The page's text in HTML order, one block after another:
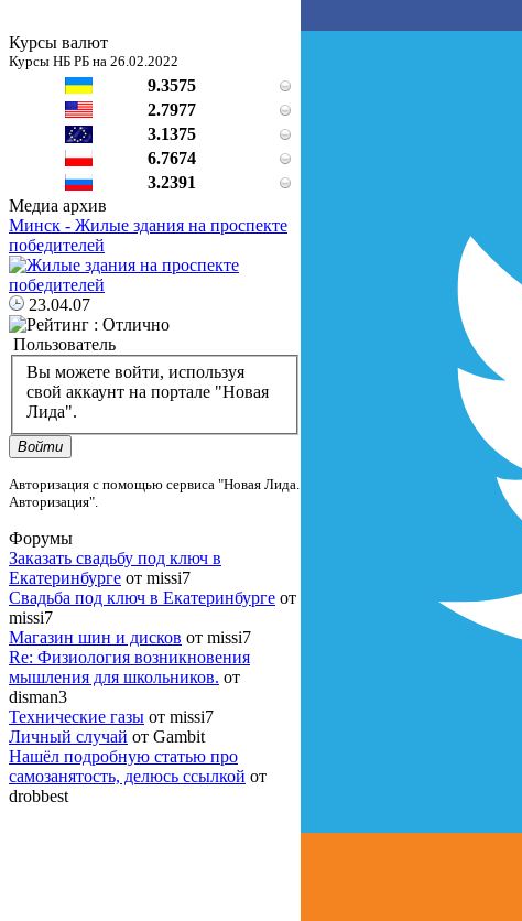
Курсы валют
Курсы НБ РБ на 26.02.2022
9.3575
2.7977
3.1375
6.7674
3.2391
Медиа архив
Минск - Жилые здания на проспекте
победителей
23.04.07
Пользователь
Вы можете войти, используя
свой аккаунт на портале "Новая
Лида".
Войти
Авторизация с помощью сервиса "Новая Лида.
Авторизация".
Форумы
Заказать свадьбу под ключ в
Екатеринбурге от missi7
Cвадьба под ключ в Екатеринбурге от
missi7
Магазин шин и дисков от missi7
Re: Физиология возникновения
мышления для школьников. от
disman3
Технические газы от missi7
Личный случай от Gambit
Нашёл подробную статью про
самозанятость, делюсь ссылкой от
drobbest